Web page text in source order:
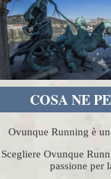
COSA NE
Ovunque Running è
Scegliere Ovunque
passione per